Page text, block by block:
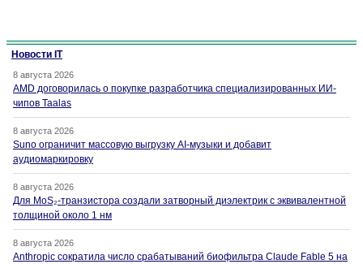
Новости IT
8 августа 2026
AMD договорилась о покупке разработчика специализированных ИИ-
чипов Taalas
8 августа 2026
Suno ограничит массовую выгрузку AI-музыки и добавит
аудиомаркировку
8 августа 2026
Для MoS₂-транзистора создали затворный диэлектрик с эквивалентной
толщиной около 1 нм
8 августа 2026
Anthropic сократила число срабатываний биофильтра Claude Fable 5 на